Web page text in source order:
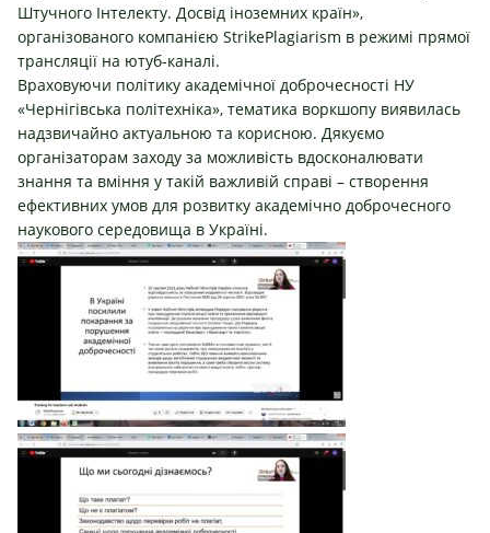
Штучного Інтелекту. Досвід іноземних країн»,
організованого компанією StrikePlagiarism в режимі прямої
трансляції на ютуб-каналі.
Враховуючи політику академічної доброчесності НУ
«Чернігівська політехніка», тематика воркшопу виявилась
надзвичайно актуальною та корисною. Дякуємо
організаторам заходу за можливість вдосконалювати
знання та вміння у такій важливій справі – створення
ефективних умов для розвитку академічно доброчесного
наукового середовища в Україні.